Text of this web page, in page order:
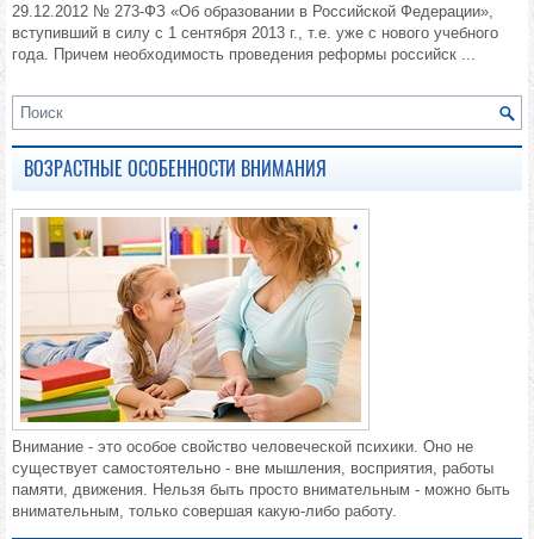
29.12.2012 № 273-ФЗ «Об образовании в Российской Федерации»,
вступивший в силу с 1 сентября 2013 г., т.е. уже с нового учебного
года. Причем необходимость проведения реформы российск ...
ВОЗРАСТНЫЕ ОСОБЕННОСТИ ВНИМАНИЯ
Внимание - это особое свойство человеческой психики. Оно не
существует самостоятельно - вне мышления, восприятия, работы
памяти, движения. Нельзя быть просто внимательным - можно быть
внимательным, только совершая какую-либо работу.